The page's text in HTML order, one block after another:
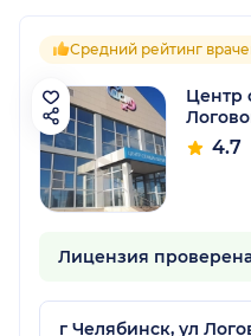
Средний рейтинг
Центр
4.7
Лицензия
г Челябинск, ул